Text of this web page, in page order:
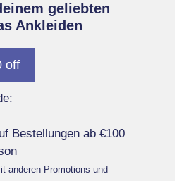
geliebten
Ankleiden
off
Bestellungen ab €100
anderen Promotions und